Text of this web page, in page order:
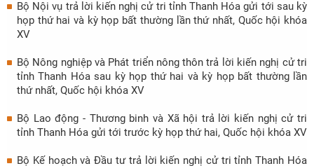
Bộ Nội vụ trả lời kiến nghị cử tri tỉnh Thanh Hóa gửi tới sau kỳ
họp thứ hai và kỳ họp bất thường lần thứ nhất, Quốc hội khóa
XV
Bộ Nông nghiệp và Phát triển nông thôn trả lời kiến nghị cử tri
tỉnh Thanh Hóa sau kỳ họp thứ hai và kỳ họp bất thường lần
thứ nhất, Quốc hội khóa XV
Bộ Lao động - Thương binh và Xã hội trả lời kiến nghị cử tri
tỉnh Thanh Hóa gửi tới trước kỳ họp thứ hai, Quốc hội khóa XV
Bộ Kế hoạch và Đầu tư trả lời kiến nghị cử tri tỉnh Thanh Hóa